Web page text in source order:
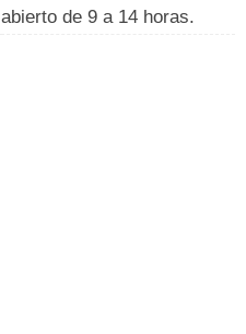
abierto de 9 a 14 horas.